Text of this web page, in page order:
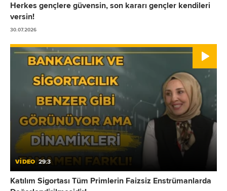
Herkes gençlere güvensin, son kararı gençler kendileri
versin!
30.07.2026
VİDEO 29:3
Katılım Sigortası Tüm Primlerin Faizsiz Enstrümanlarda